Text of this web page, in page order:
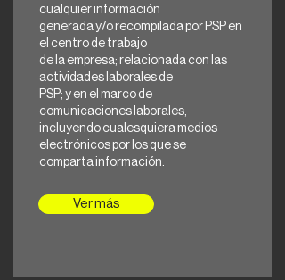
cualquier información
generada y/o recompilada por PSP en
el centro de trabajo
de la empresa; relacionada con las
actividades laborales de
PSP; y en el marco de
comunicaciones laborales,
incluyendo cualesquiera medios
electrónicos por los que se
comparta información.
Ver más